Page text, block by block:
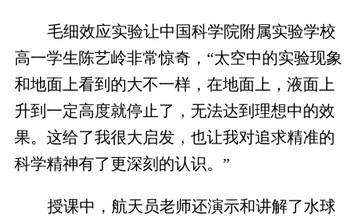
毛细效应实验让中国科学院附属实验学校
高一学生陈艺岭非常惊奇，“太空中的实验现象
和地面上看到的大不一样，在地面上，液面上
升到一定高度就停止了，无法达到理想中的效
果。这给了我很大启发，也让我对追求精准的
科学精神有了更深刻的认识。”
授课中，航天员老师还演示和讲解了水球